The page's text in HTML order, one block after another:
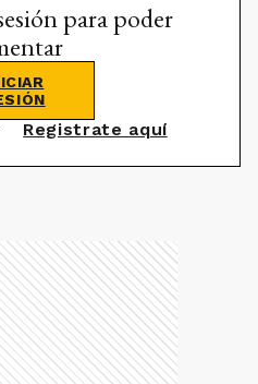
para poder
Registrate aquí